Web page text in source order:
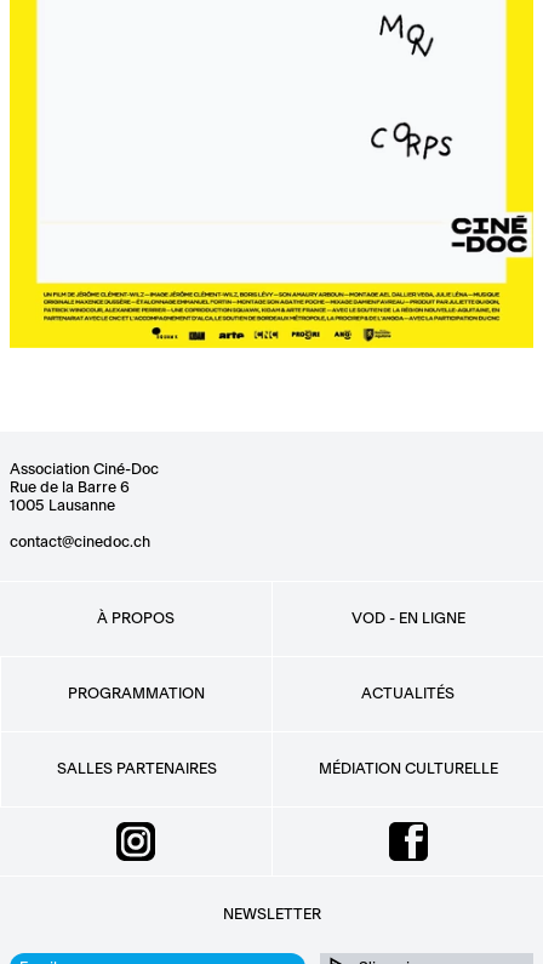
Association Ciné-Doc
Rue de la Barre 6
1005 Lausanne
contact@cinedoc.ch
À PROPOS VOD - EN LIGNE
PROGRAMMATION ACTUALITÉS
SALLES PARTENAIRES MÉDIATION CULTURELLE
NEWSLETTER